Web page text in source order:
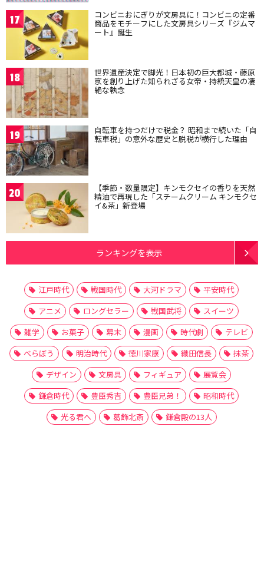
17 コンビニおにぎりが文房具に！コンビニの定番
商品をモチーフにした文房具シリーズ『ジムマ
ート』誕生
18 世界遺産決定で脚光！日本初の巨大都城・藤原
京を創り上げた知られざる女帝・持統天皇の凄
絶な執念
19 自転車を持つだけで税金？ 昭和まで続いた「自
転車税」の意外な歴史と脱税が横行した理由
20 【季節・数量限定】キンモクセイの香りを天然
精油で再現した「スチームクリーム キンモクセ
イ&茶」新登場
ランキングを表示
江戸時代 戦国時代 大河ドラマ
平安時代
アニメ
ロングセラー 戦国武将
スイーツ
雑学
お菓子 幕末 漫画 時代劇
テレビ
べらぼう
明治時代 徳川家康 織田信長
抹茶
デザイン
文房具 フィギュア
展覧会
鎌倉時代
豊臣秀吉 豊臣兄弟！
昭和時代
光る君へ
葛飾北斎 鎌倉殿の13人